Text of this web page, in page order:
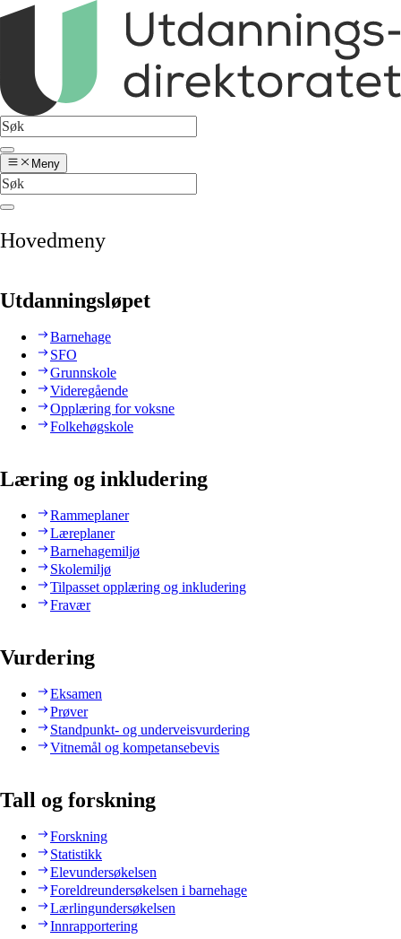
Meny
Hovedmeny
Utdanningsløpet
Barnehage
SFO
Grunnskole
Videregående
Opplæring for voksne
Folkehøgskole
Læring og inkludering
Rammeplaner
Læreplaner
Barnehagemiljø
Skolemiljø
Tilpasset opplæring og inkludering
Fravær
Vurdering
Eksamen
Prøver
Standpunkt- og underveisvurdering
Vitnemål og kompetansebevis
Tall og forskning
Forskning
Statistikk
Elevundersøkelsen
Foreldreundersøkelsen i barnehage
Lærlingundersøkelsen
Innrapportering